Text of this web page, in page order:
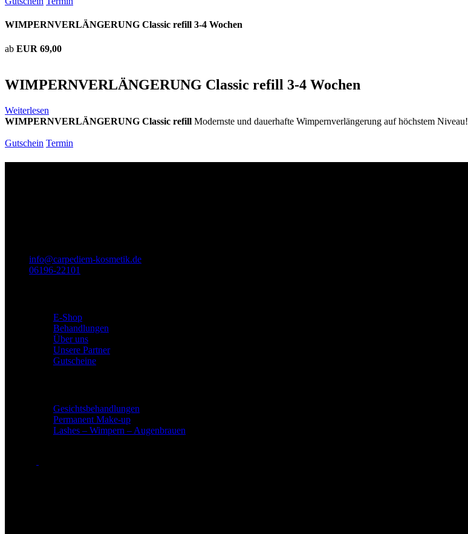
WIMPERNVERLÄNGERUNG Classic refill 3-4 Wochen
ab EUR 69,00
WIMPERNVERLÄNGERUNG Classic refill 3-4 Wochen
Weiterlesen
WIMPERNVERLÄNGERUNG Classic refill Modernste und dauerhafte Wimpernverlängerung auf höchstem Niveau!
Gutschein Termin
info@carpediem-kosmetik.de
06196-22101
E-Shop
Behandlungen
Über uns
Unsere Partner
Gutscheine
Gesichtsbehandlungen
Permanent Make-up
Lashes – Wimpern – Augenbrauen